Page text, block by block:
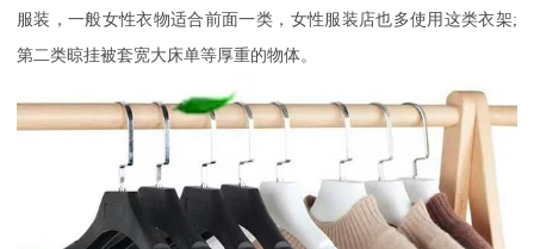
服装，一般女性衣物适合前面一类，女性服装店也多使用这类衣架;
第二类晾挂被套宽大床单等厚重的物体。